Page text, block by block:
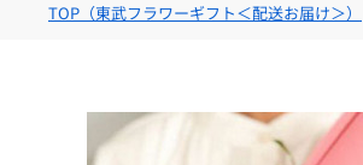
TOP（東武フラワーギフト＜配送お届け＞）